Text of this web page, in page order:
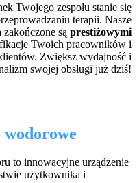
Twojego zespołu stanie się
terapii. Nasze
zakończone są prestiżowymi
Twoich pracowników i
Zwiększ wydajność i
swojej obsługi już dziś!
wodorowe
to innowacyjne urządzenie
użytkownika i